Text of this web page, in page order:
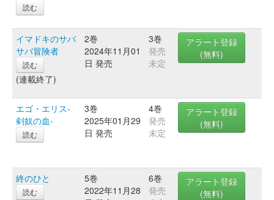
読む
イマドキのサバ
サバ冒険者
読む
(連載終了)
2巻
2024年11月01
日 発売
3巻
発売
未定
アラート登録
(無料)
エゴ・エリス-
剣奴の血-
読む
3巻
2025年01月29
日 発売
4巻
発売
未定
アラート登録
(無料)
終のひと
読む
5巻
2022年11月28
6巻
発売
アラート登録
(無料)